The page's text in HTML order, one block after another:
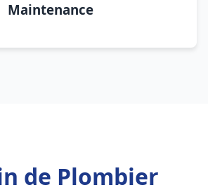
Maintenance
de Plombier